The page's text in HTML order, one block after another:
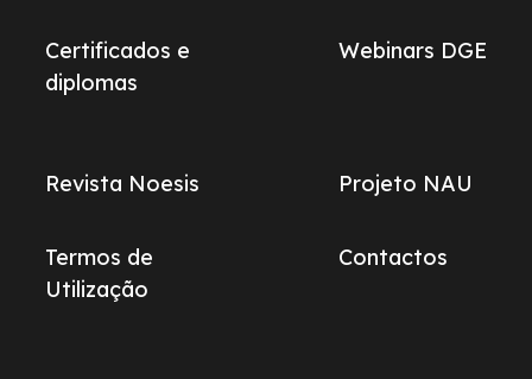
Certificados e
diplomas
Webinars DGE
Revista Noesis Projeto NAU
Termos de
Utilização
Contactos